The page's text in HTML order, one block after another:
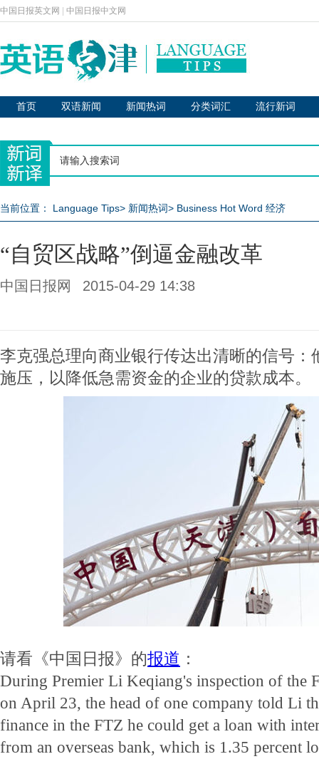
中国日报英文网 中国日报中文网
首页 双语新闻 新闻热词 分类词汇 流行新词
当前位置： Language Tips> 新闻热词> Business Hot Word 经济
“自贸区战略”倒逼金融改革
中国日报网 2015-04-29 14:38
李克强总理向商业银行传达出清晰的信号：
施压，以降低急需资金的企业的贷款成本。
请看《中国日报》的报道 ：
During Premier Li Keqiang's inspection of the
on April 23, the head of one company told Li
finance in the FTZ he could get a loan with
from an overseas bank, which is 1.35 percent